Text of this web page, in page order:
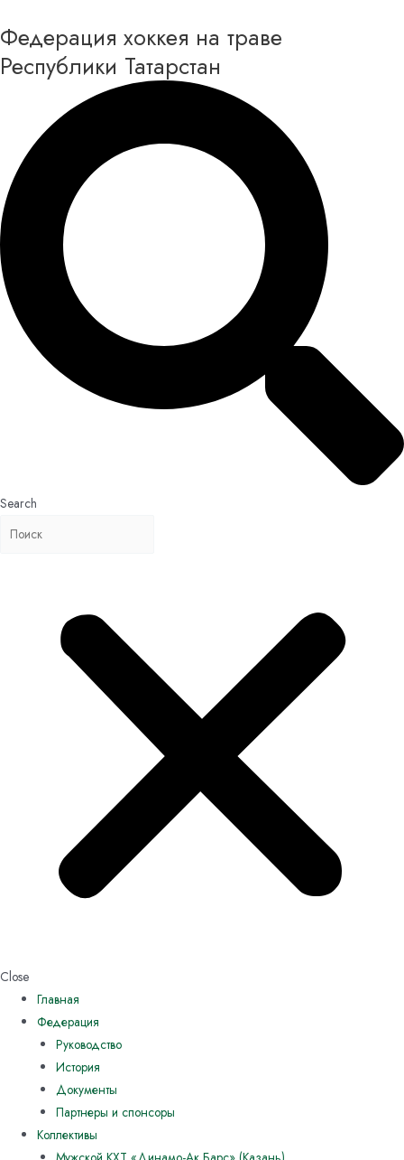
к
содержимому
Федерация хоккея на траве
Республики Татарстан
Search
Close
Главная
Федерация
Руководство
История
Документы
Партнеры и спонсоры
Коллективы